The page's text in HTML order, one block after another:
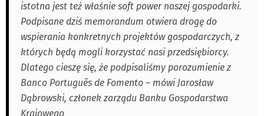
istotna jest też właśnie soft power naszej gospodarki.
Podpisane dziś memorandum otwiera drogę do
wspierania konkretnych projektów gospodarczych, z
których będą mogli korzystać nasi przedsiębiorcy.
Dlatego cieszę się, że podpisaliśmy porozumienie z
Banco Português de Fomento – mówi Jarosław
Dąbrowski, członek zarządu Banku Gospodarstwa
Krajowego